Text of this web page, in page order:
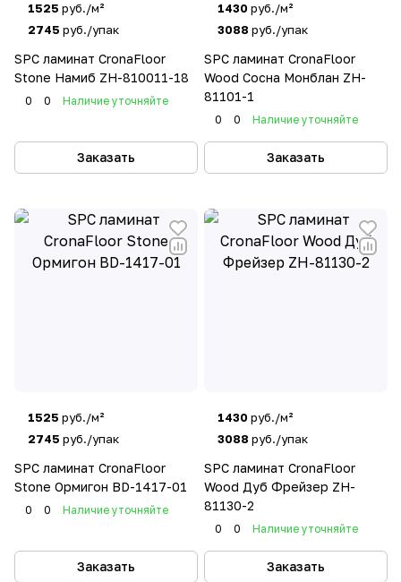
1525 руб./м²
2745 руб./упак
SPC ламинат CronaFloor
Stone Намиб ZH-810011-18
0 0 Наличие уточняйте
Заказать
1430 руб./м²
3088 руб./упак
SPC ламинат CronaFloor
Wood Сосна Монблан ZH-
81101-1
0 0 Наличие уточняйте
Заказать
1525 руб./м²
2745 руб./упак
SPC ламинат CronaFloor
Stone Ормигон BD-1417-01
0 0 Наличие уточняйте
Заказать
1430 руб./м²
3088 руб./упак
SPC ламинат CronaFloor
Wood Дуб Фрейзер ZH-
81130-2
0 0 Наличие уточняйте
Заказать